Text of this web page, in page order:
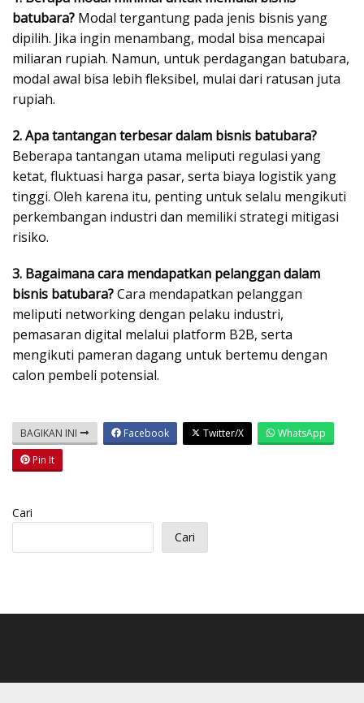
batubara? Modal tergantung pada jenis bisnis yang
dipilih. Jika ingin menambang, modal bisa mencapai
miliaran rupiah. Namun, untuk perdagangan batubara,
modal awal bisa lebih fleksibel, mulai dari ratusan juta
rupiah.
2. Apa tantangan terbesar dalam bisnis batubara?
Beberapa tantangan utama meliputi regulasi yang
ketat, fluktuasi harga pasar, serta biaya logistik yang
tinggi. Oleh karena itu, penting untuk selalu mengikuti
perkembangan industri dan memiliki strategi mitigasi
risiko.
3. Bagaimana cara mendapatkan pelanggan dalam
bisnis batubara?Cara mendapatkan pelanggan
meliputi networking dengan pelaku industri,
pemasaran digital melalui platform B2B, serta
mengikuti pameran dagang untuk bertemu dengan
calon pembeli potensial.
BAGIKAN INI Facebook Twitter/X
WhatsApp
Pin It
Cari
Cari